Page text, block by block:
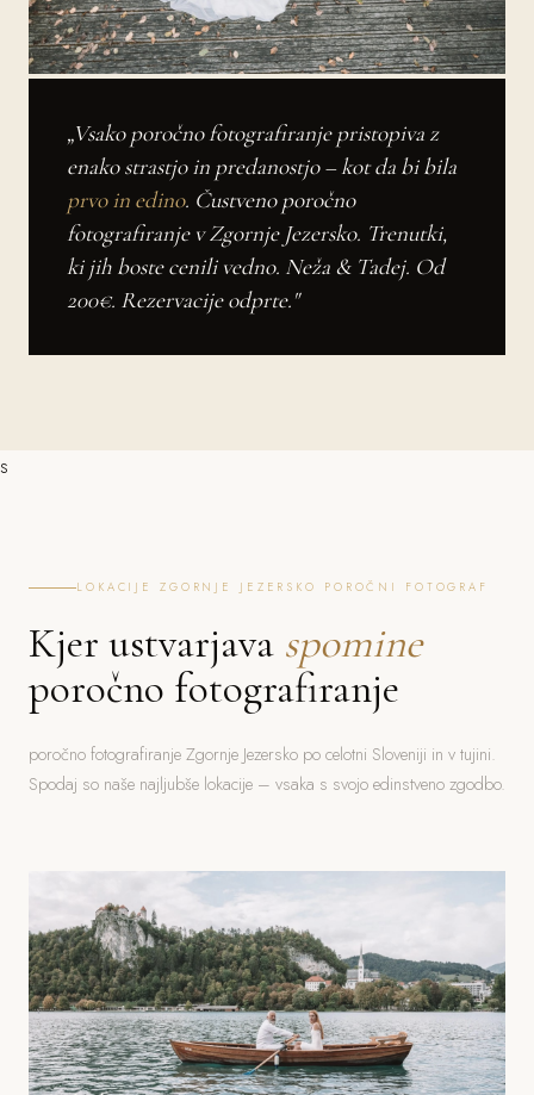
„Vsako poročno fotografiranje pristopiva z
enako strastjo in predanostjo – kot da bi bila
prvo in edino. Čustveno poročno
fotografiranje v Zgornje Jezersko. Trenutki,
ki jih boste cenili vedno. Neža & Tadej. Od
200€. Rezervacije odprte."
s
LOKACIJE ZGORNJE JEZERSKO POROČNI FOTOGRAF
Kjer ustvarjava spomine
poročno fotografiranje
poročno fotografiranje Zgornje Jezersko po celotni Sloveniji in v tujini.
Spodaj so naše najljubše lokacije – vsaka s svojo edinstveno zgodbo.